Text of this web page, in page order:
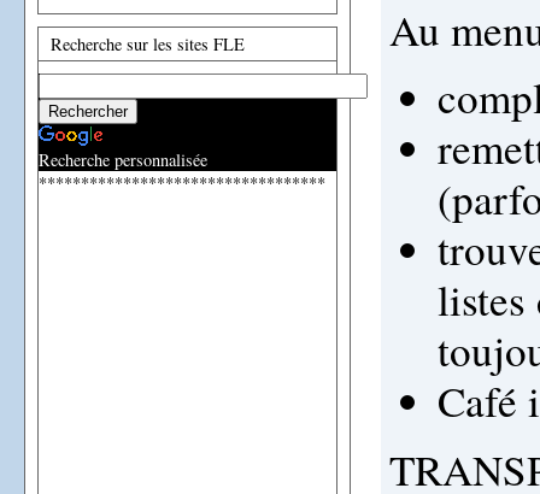
Recherche sur les sites FLE
Recherche personnalisée
**********************************
Au
listes
Café